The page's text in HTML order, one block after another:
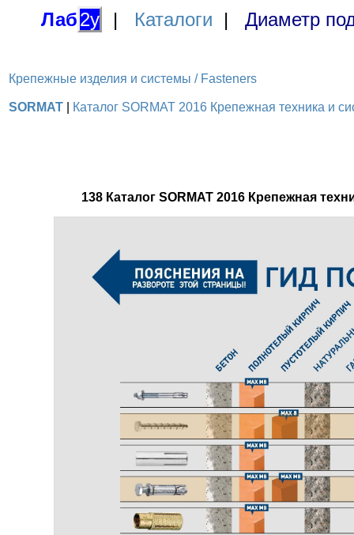
Лаб2у | Каталоги | Диаметр
Крепежные изделия и системы / Fasteners
SORMAT Каталог SORMAT 2016 Крепежная техника и
138 Каталог SORMAT 2016 Крепежная